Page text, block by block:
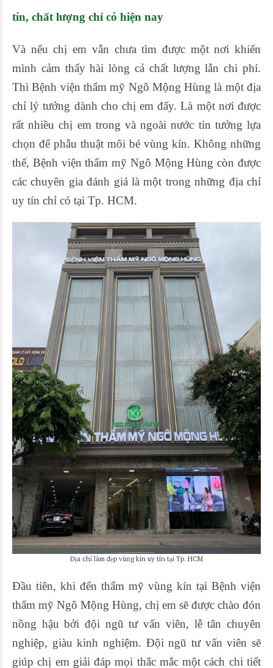
tín, chất lượng chỉ có hiện nay
Và nếu chị em vẫn chưa tìm được một nơi khiến
mình cảm thấy hài lòng cả chất lượng lẫn chi phí.
Thì Bệnh viện thẩm mỹ Ngô Mộng Hùng là một địa
chỉ lý tưởng dành cho chị em đấy. Là một nơi được
rất nhiều chị em trong và ngoài nước tin tưởng lựa
chọn để phẫu thuật môi bé vùng kín. Không những
thế, Bệnh viện thẩm mỹ Ngô Mộng Hùng còn được
các chuyên gia đánh giá là một trong những địa chỉ
uy tín chỉ có tại Tp. HCM.
Địa chỉ làm đẹp vùng kín uy tín tại Tp. HCM
Đầu tiên, khi đến thẩm mỹ vùng kín tại Bệnh viện
thẩm mỹ Ngô Mộng Hùng, chị em sẽ được chào đón
nồng hậu bởi đội ngũ tư vấn viên, lễ tân chuyên
nghiệp, giàu kinh nghiệm. Đội ngũ tư vấn viên sẽ
giúp chị em giải đáp mọi thắc mắc một cách chi tiết